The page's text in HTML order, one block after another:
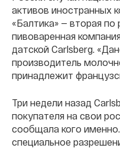
активов иностранных
«Балтика» — вторая по
пивоваренная
датской Carlsberg.
производитель
принадлежит
Три недели назад
покупателя на свои
сообщала кого
специальное